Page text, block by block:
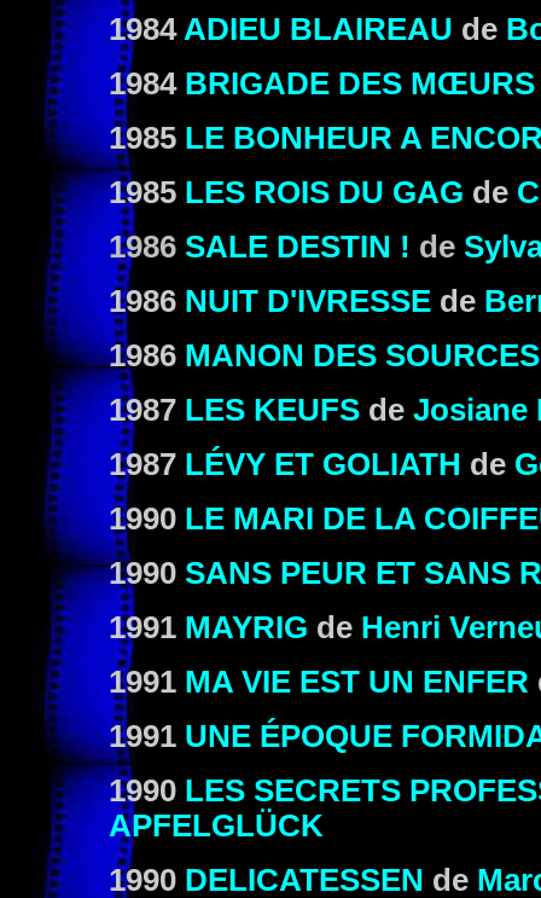
1984 ADIEU BLAIREAU de
1984 BRIGADE DES MŒURS
1985 LE BONHEUR A
1985 LES ROIS DU GAG de
1986 SALE DESTIN ! de
1986 NUIT D'IVRESSE de
1986 MANON DES SOURCES
1987 LES KEUFS de Josiane
1987 LÉVY ET GOLIATH de
1990 LE MARI DE LA
1990 SANS PEUR ET SANS
1991 MAYRIG de Henri
1991 MA VIE EST UN ENFER
1991 UNE ÉPOQUE
1990 LES SECRETS
APFELGLÜCK
1990 DELICATESSEN de